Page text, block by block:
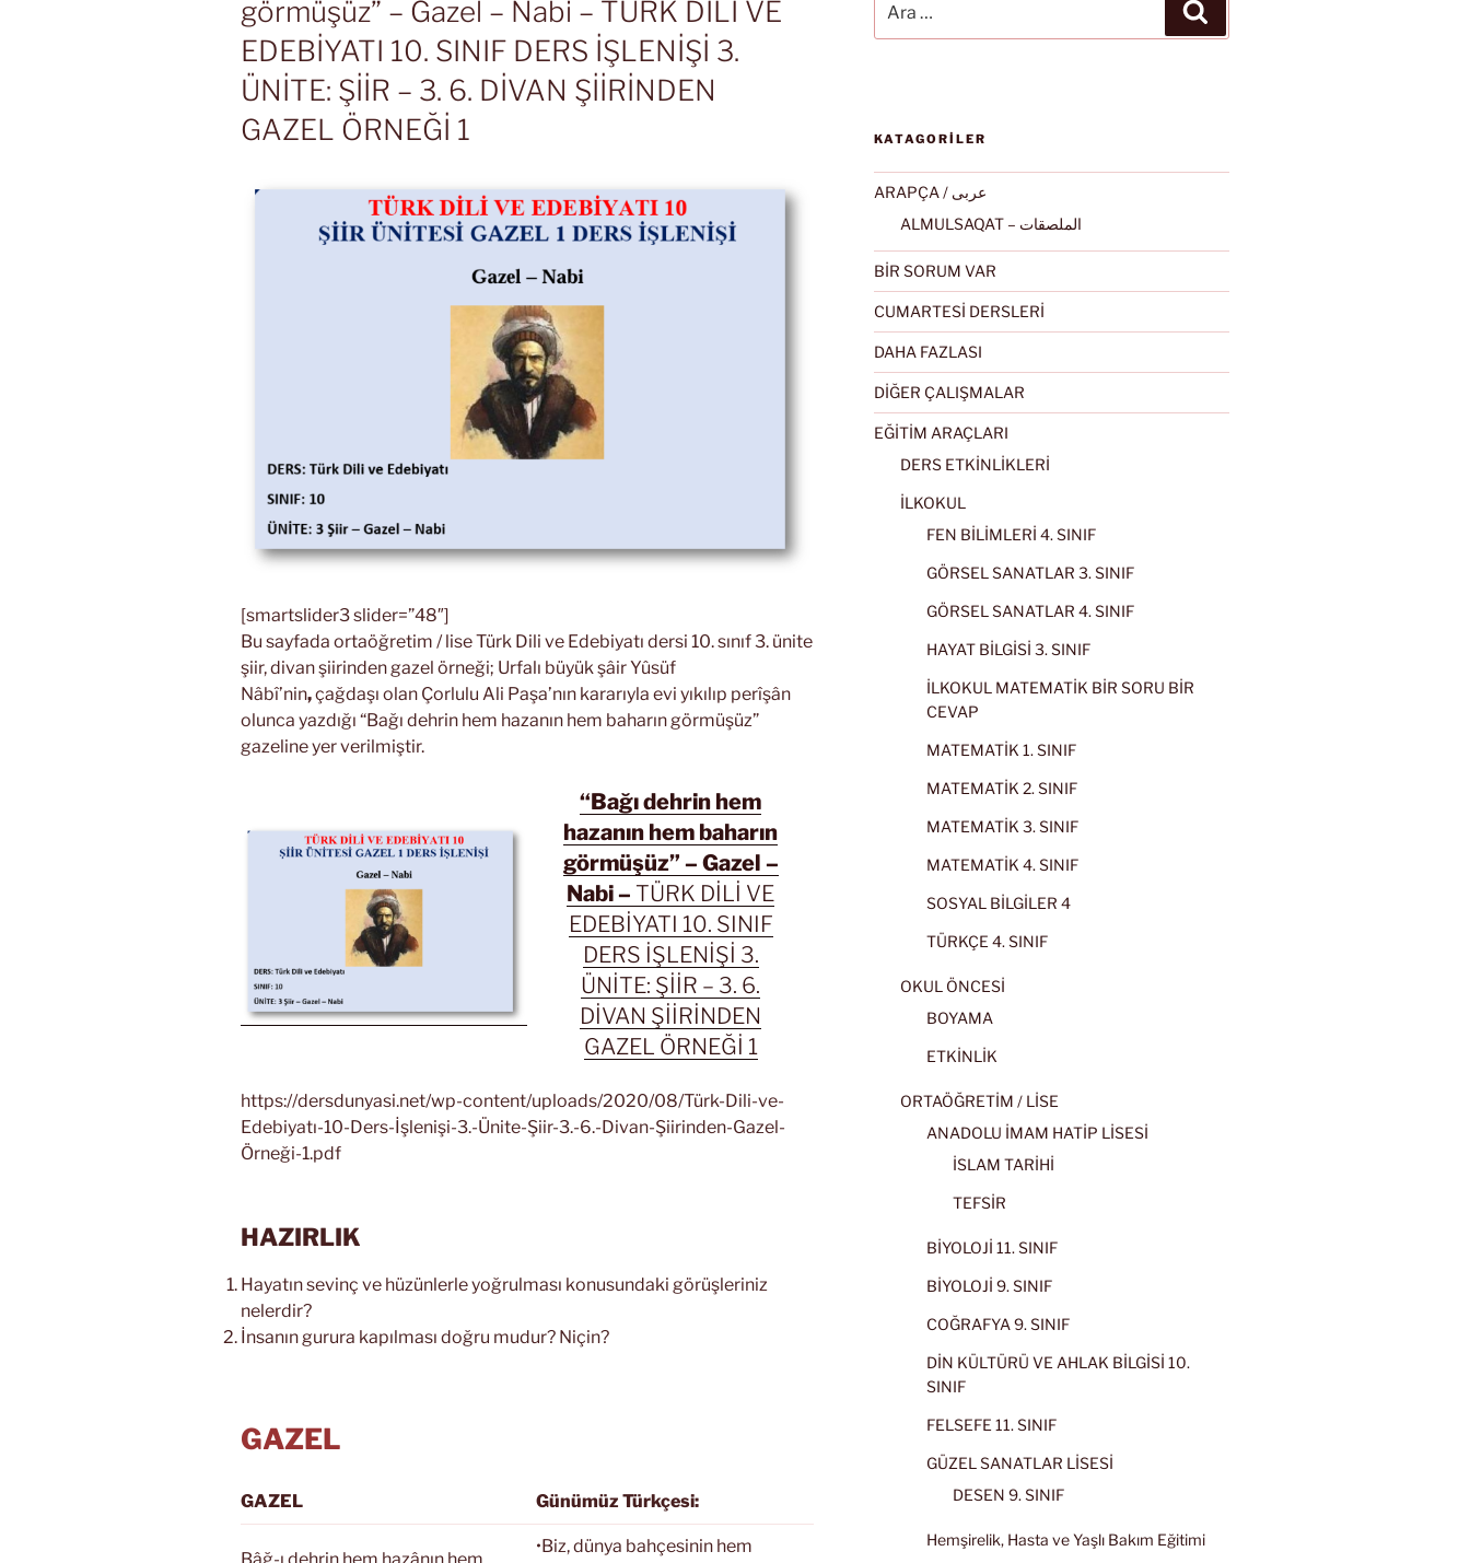
görmüşüz” – Gazel – Nabi – TÜRK DİLİ VE
EDEBİYATI 10. SINIF DERS İŞLENİŞİ 3.
ÜNİTE: ŞİİR – 3. 6. DİVAN ŞİİRİNDEN
GAZEL ÖRNEĞİ 1
[smartslider3 slider=”48″]
Bu sayfada ortaöğretim / lise Türk Dili ve Edebiyatı dersi 10. sınıf 3. ünite
şiir, divan şiirinden gazel örneği; Urfalı büyük şâir Yûsüf
Nâbî’nin,çağdaşı olan Çorlulu Ali Paşa’nın kararıyla evi yıkılıp perîşân
olunca yazdığı “Bağı dehrin hem hazanın hem baharın görmüşüz”
gazeline yer verilmiştir.
“Bağı dehrin hem
hazanın hem baharın
görmüşüz” – Gazel –
Nabi – TÜRK DİLİ VE
EDEBİYATI 10. SINIF
DERS İŞLENİŞİ 3.
ÜNİTE: ŞİİR – 3. 6.
DİVAN ŞİİRİNDEN
GAZEL ÖRNEĞİ 1
https://dersdunyasi.net/wp-content/uploads/2020/08/Türk-Dili-ve-
Edebiyatı-10-Ders-İşlenişi-3.-Ünite-Şiir-3.-6.-Divan-Şiirinden-Gazel-
Örneği-1.pdf
HAZIRLIK
Hayatın sevinç ve hüzünlerle yoğrulması konusundaki görüşleriniz
nelerdir?
İnsanın gurura kapılması doğru mudur? Niçin?
GAZEL
GAZEL Günümüz Türkçesi:
•Biz, dünya bahçesinin hem
KATAGORİLER
ARAPÇA / عربى
ALMULSAQAT – الملصقات
BİR SORUM VAR
CUMARTESİ DERSLERİ
DAHA FAZLASI
DİĞER ÇALIŞMALAR
EĞİTİM ARAÇLARI
DERS ETKİNLİKLERİ
İLKOKUL
FEN BİLİMLERİ 4. SINIF
GÖRSEL SANATLAR 3. SINIF
GÖRSEL SANATLAR 4. SINIF
HAYAT BİLGİSİ 3. SINIF
İLKOKUL MATEMATİK BİR SORU BİR
CEVAP
MATEMATİK 1. SINIF
MATEMATİK 2. SINIF
MATEMATİK 3. SINIF
MATEMATİK 4. SINIF
SOSYAL BİLGİLER 4
TÜRKÇE 4. SINIF
OKUL ÖNCESİ
BOYAMA
ETKİNLİK
ORTAÖĞRETİM / LİSE
ANADOLU İMAM HATİP LİSESİ
İSLAM TARİHİ
TEFSİR
BİYOLOJİ 11. SINIF
BİYOLOJİ 9. SINIF
COĞRAFYA 9. SINIF
DİN KÜLTÜRÜ VE AHLAK BİLGİSİ 10.
SINIF
FELSEFE 11. SINIF
GÜZEL SANATLAR LİSESİ
DESEN 9. SINIF
Hemşirelik, Hasta ve Yaşlı Bakım Eğitimi